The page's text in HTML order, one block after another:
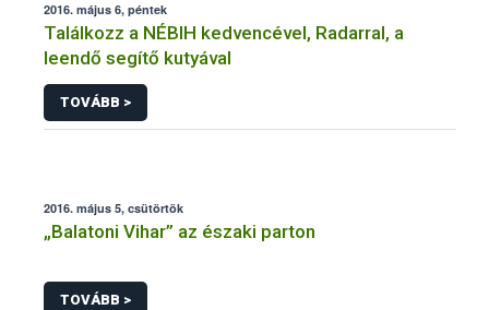
2016. május 6, péntek
Találkozz a NÉBIH kedvencével, Radarral, a
leendő segítő kutyával
TOVÁBB >
2016. május 5, csütörtök
„Balatoni Vihar” az északi parton
TOVÁBB >